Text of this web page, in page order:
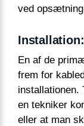
ved
En af de
frem for
installationen.
en tekniker
eller at man